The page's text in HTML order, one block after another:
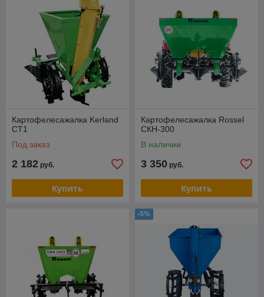
Картофелесажалка Kerland
CT1
Под заказ
2 182 руб.
Купить
Картофелесажалка Rossel
СКН-300
В наличии
3 350 руб.
Купить
-5%